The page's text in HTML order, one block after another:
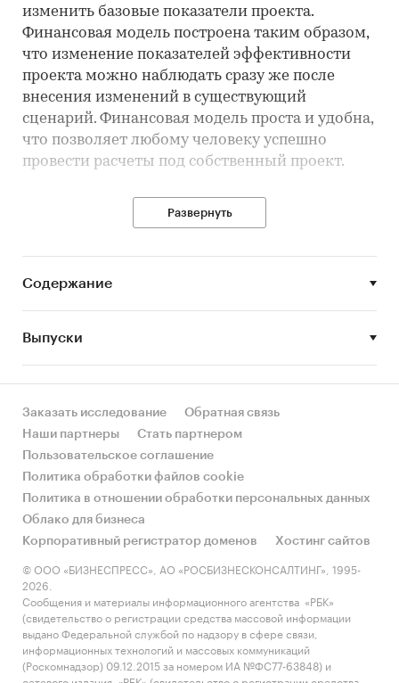
изменить базовые показатели проекта.
Финансовая модель построена таким образом,
что изменение показателей эффективности
проекта можно наблюдать сразу же после
внесения изменений в существующий
сценарий. Финансовая модель проста и удобна,
что позволяет любому человеку успешно
провести расчеты под собственный проект.
Суть и идея проекта
Создание инфраструктуры лофт проекта,
которая будет направлена на привлечение
отдельно стоящих здания, общая площадь
которых – *** кв. м.
Адрес: г. Москва, ***
Элементы планируемой инфраструктуры:
хостел;
коворкинг центр (уже функционирует);
бар-ночной клуб;
барбер-шоп;
Развернуть
Содержание
Выпуски
Заказать исследование
Обратная связь
Наши партнеры
Стать партнером
Пользовательское соглашение
Политика обработки файлов cookie
Политика в отношении обработки персональных данных
Облако для бизнеса
Корпоративный регистратор доменов
Хостинг сайтов
© ООО «БИЗНЕСПРЕСС», АО «РОСБИЗНЕСКОНСАЛТИНГ», 1995-
2026.
Сообщения и материалы информационного агентства «РБК»
(свидетельство о регистрации средства массовой информации
выдано Федеральной службой по надзору в сфере связи,
информационных технологий и массовых коммуникаций
(Роскомнадзор) 09.12.2015 за номером ИА №ФС77-63848) и